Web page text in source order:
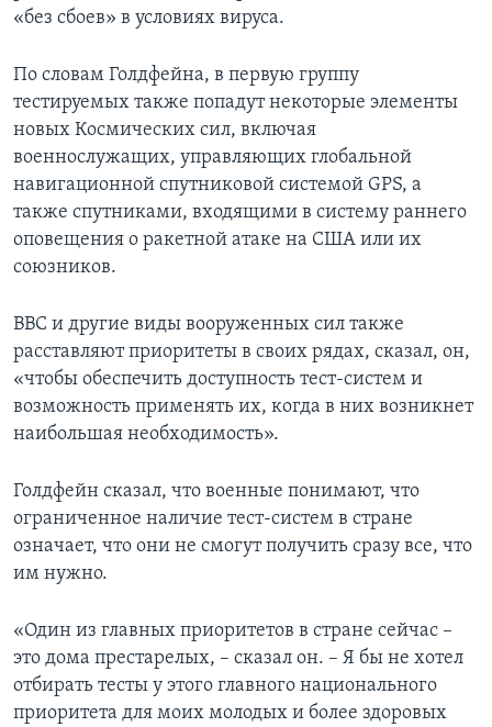
«без сбоев» в условиях вируса.
По словам Голдфейна, в первую группу
тестируемых также попадут некоторые элементы
новых Космических сил, включая
военнослужащих, управляющих глобальной
навигационной спутниковой системой GPS, а
также спутниками, входящими в систему раннего
оповещения о ракетной атаке на США или их
союзников.
ВВС и другие виды вооруженных сил также
расставляют приоритеты в своих рядах, сказал, он,
«чтобы обеспечить доступность тест-систем и
возможность применять их, когда в них возникнет
наибольшая необходимость».
Голдфейн сказал, что военные понимают, что
ограниченное наличие тест-систем в стране
означает, что они не смогут получить сразу все, что
им нужно.
«Один из главных приоритетов в стране сейчас –
это дома престарелых, – сказал он. – Я бы не хотел
отбирать тесты у этого главного национального
приоритета для моих молодых и более здоровых